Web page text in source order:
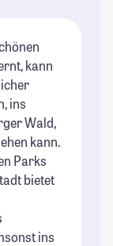
kann
ins
Wald,
kann.
Parks
bietet
ins